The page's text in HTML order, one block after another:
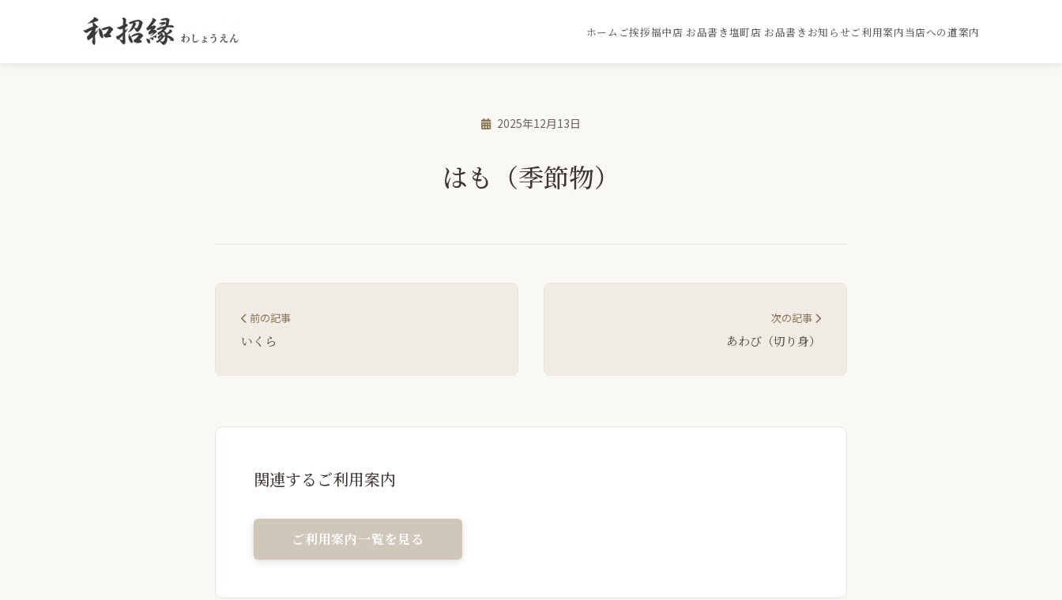
ホーム ご挨拶福中店 お品書き塩町店 お品書き お知らせご利用案内当店への道案内
2025年12月13日
はも（季節物）
前の記事
いくら
次の記事
あわび（切り身）
関連するご利用案内
ご利用案内一覧を見る